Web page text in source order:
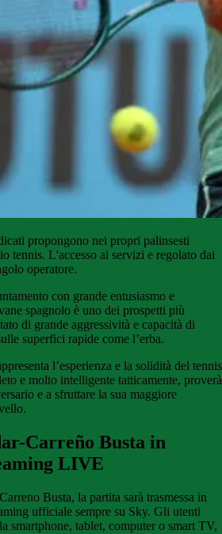
propongono nei propri palinsesti
tennis. L'accesso ai servizi e regolato dai
operatore.
con grande entusiasmo e
spagnolo è uno dei prospetti più
di grande aggressività e capacità di
superfici rapide come l’erba.
l’esperienza e la solidità del tennis
e molto intelligente tatticamente, proverà
e a sfruttare la sua maggiore
Carreño Busta in
LIVE
Busta, la partita sarà trasmessa in
ufficiale sempre su Sky. Gli utenti
smartphone, tablet, computer o smart TV,